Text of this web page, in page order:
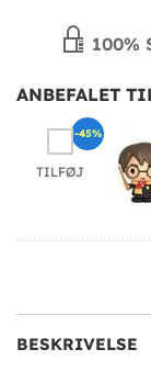
100%
ANBEFALET
TILFØJ
-45%
BESKRIVELSE